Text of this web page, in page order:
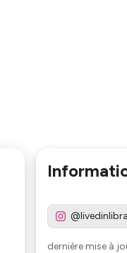
dernière mise à